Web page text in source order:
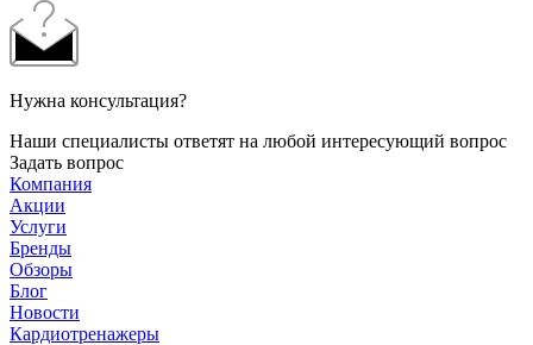
Нужна консультация?
Наши специалисты ответят на любой интересующий вопрос
Задать вопрос
Компания
Акции
Услуги
Бренды
Обзоры
Блог
Новости
Кардиотренажеры